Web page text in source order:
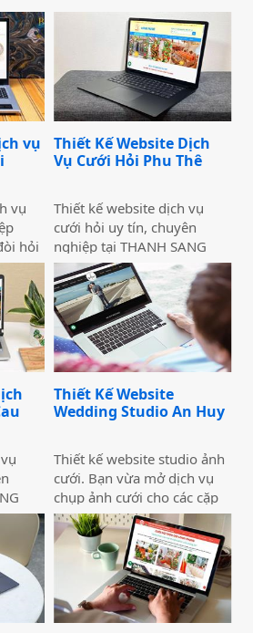
vụ
vụ
hỏi
cần
thay
Thiết Kế Website Dịch
Vụ Cưới Hỏi Phu Thê
Thiết kế website dịch vụ
cưới hỏi uy tín, chuyên
nghiệp tại THANH SANG
MOS với giao diện đẹp mắt,
trang nhã thu hút lượng lớn
khách hàng tiềm năng.
mắt,
lớn
Thiết Kế Website
Wedding Studio An Huy
Thiết kế website studio ảnh
cưới. Bạn vừa mở dịch vụ
chụp ảnh cưới cho các cặp
đôi, chụp ảnh gia đình,
chụp ảnh nghệ thuật ấn
tượng cho các bạn trẻ, chụp
ảnh chuyên nghiệp cho các
Fashionista,...